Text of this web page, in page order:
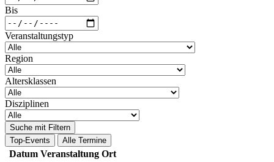
Bis
Veranstaltungstyp
Region
Altersklassen
Disziplinen
Suche mit Filtern
Top-Events
Alle Termine
Datum Veranstaltung Ort